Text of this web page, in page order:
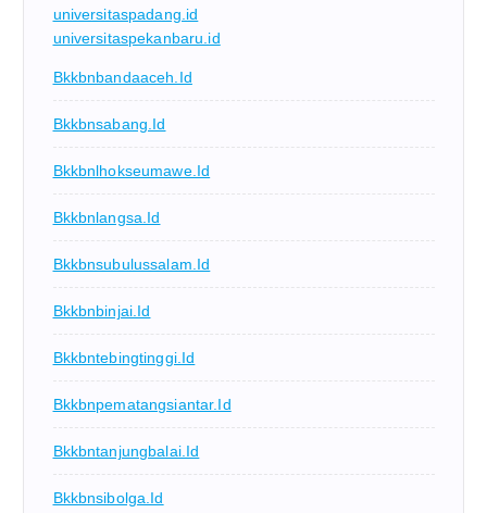
universitaspadang.id
universitaspekanbaru.id
Bkkbnbandaaceh.id
Bkkbnsabang.id
Bkkbnlhokseumawe.id
Bkkbnlangsa.id
Bkkbnsubulussalam.id
Bkkbnbinjai.id
Bkkbntebingtinggi.id
Bkkbnpematangsiantar.id
Bkkbntanjungbalai.id
Bkkbnsibolga.id